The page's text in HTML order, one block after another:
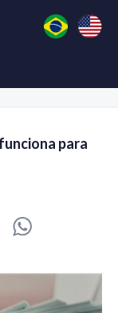
para